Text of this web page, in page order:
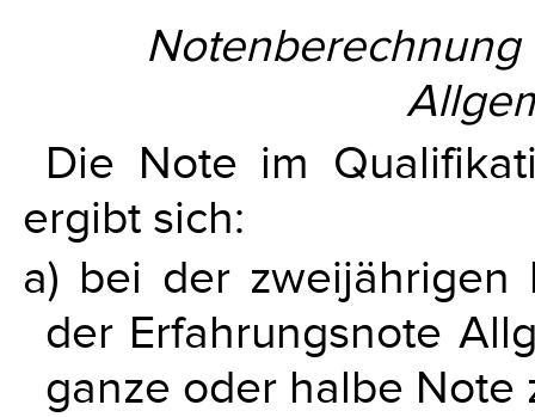
Die Note im
ergibt sich:
a) bei der zweijährigen
der Erfahrungsnote
ganze oder halbe Note